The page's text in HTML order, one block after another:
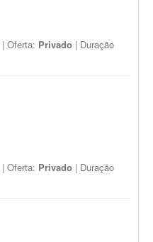
| Oferta: Privado | Duração
| Oferta: Privado | Duração